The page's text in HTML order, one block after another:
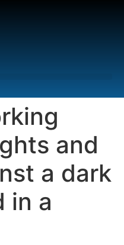
and
a dark
in a